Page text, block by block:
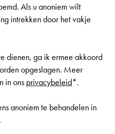
Als u anoniem wilt
intrekken door het vakje
dienen, ga ik ermee akkoord
opgeslagen. Meer
in ons privacybeleid*.
anoniem te behandelen in